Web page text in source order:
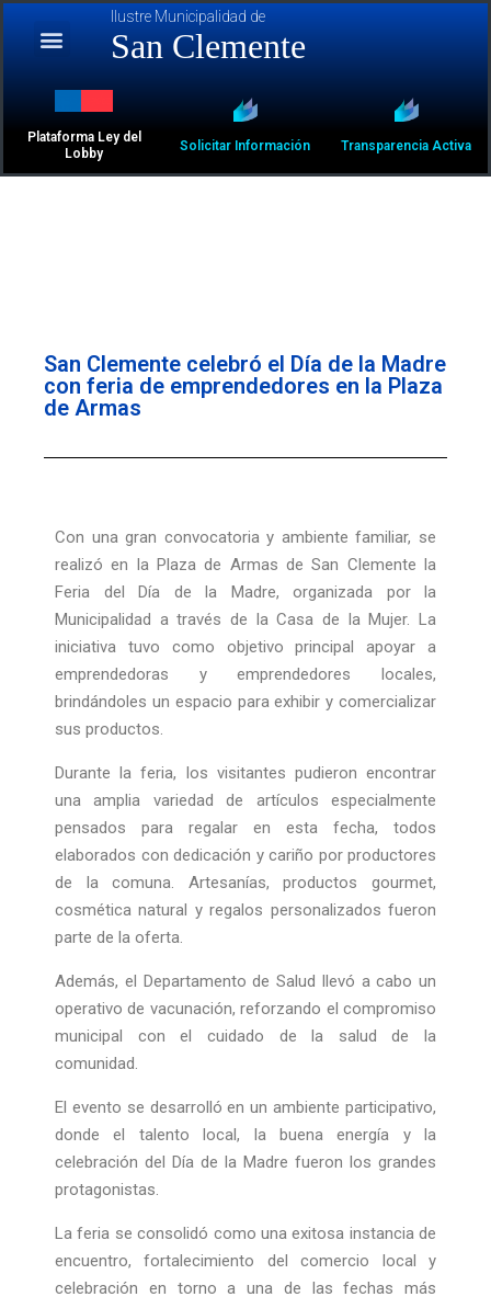
Ilustre Municipalidad de
San Clemente
Plataforma Ley del
Lobby
Solicitar Información Transparencia Activa
San Clemente celebró el Día de la Madre
con feria de emprendedores en la Plaza
de Armas
Con una gran convocatoria y ambiente familiar, se
realizó en la Plaza de Armas de San Clemente la
Feria del Día de la Madre, organizada por la
Municipalidad a través de la Casa de la Mujer. La
iniciativa tuvo como objetivo principal apoyar a
emprendedoras y emprendedores locales,
brindándoles un espacio para exhibir y comercializar
sus productos.
Durante la feria, los visitantes pudieron encontrar
una amplia variedad de artículos especialmente
pensados para regalar en esta fecha, todos
elaborados con dedicación y cariño por productores
de la comuna. Artesanías, productos gourmet,
cosmética natural y regalos personalizados fueron
parte de la oferta.
Además, el Departamento de Salud llevó a cabo un
operativo de vacunación, reforzando el compromiso
municipal con el cuidado de la salud de la
comunidad.
El evento se desarrolló en un ambiente participativo,
donde el talento local, la buena energía y la
celebración del Día de la Madre fueron los grandes
protagonistas.
La feria se consolidó como una exitosa instancia de
encuentro, fortalecimiento del comercio local y
celebración en torno a una de las fechas más